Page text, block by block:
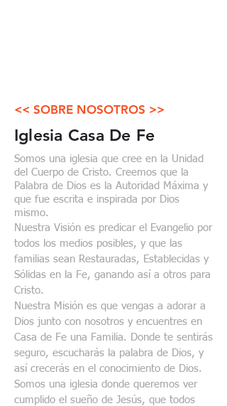
<< SOBRE NOSOTROS >>
Iglesia Casa De Fe
Somos una iglesia que cree en la Unidad
del Cuerpo de Cristo. Creemos que la
Palabra de Dios es la Autoridad Máxima y
que fue escrita e inspirada por Dios
mismo.
Nuestra Visión es predicar el Evangelio por
todos los medios posibles, y que las
familias sean Restauradas, Establecidas y
Sólidas en la Fe, ganando así a otros para
Cristo.
Nuestra Misión es que vengas a adorar a
Dios junto con nosotros y encuentres en
Casa de Fe una Familia. Donde te sentirás
seguro, escucharás la palabra de Dios, y
así crecerás en el conocimiento de Dios.
Somos una iglesia donde queremos ver
cumplido el sueño de Jesús, que todos